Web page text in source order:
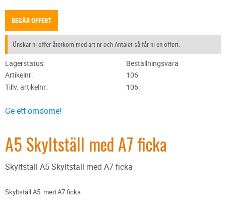
BEGÄR OFFERT
Önskar ni offer återkom med art nr och Antalet så får ni en offert.
Lagerstatus
Beställningsvara
Artikelnr
106
Tillv. artikelnr
106
Ge ett omdöme!
A5 Skyltställ med A7 ficka
Skyltställ A5 Skyltställ med A7 ficka
Skyltställ A5 med A7 ficka